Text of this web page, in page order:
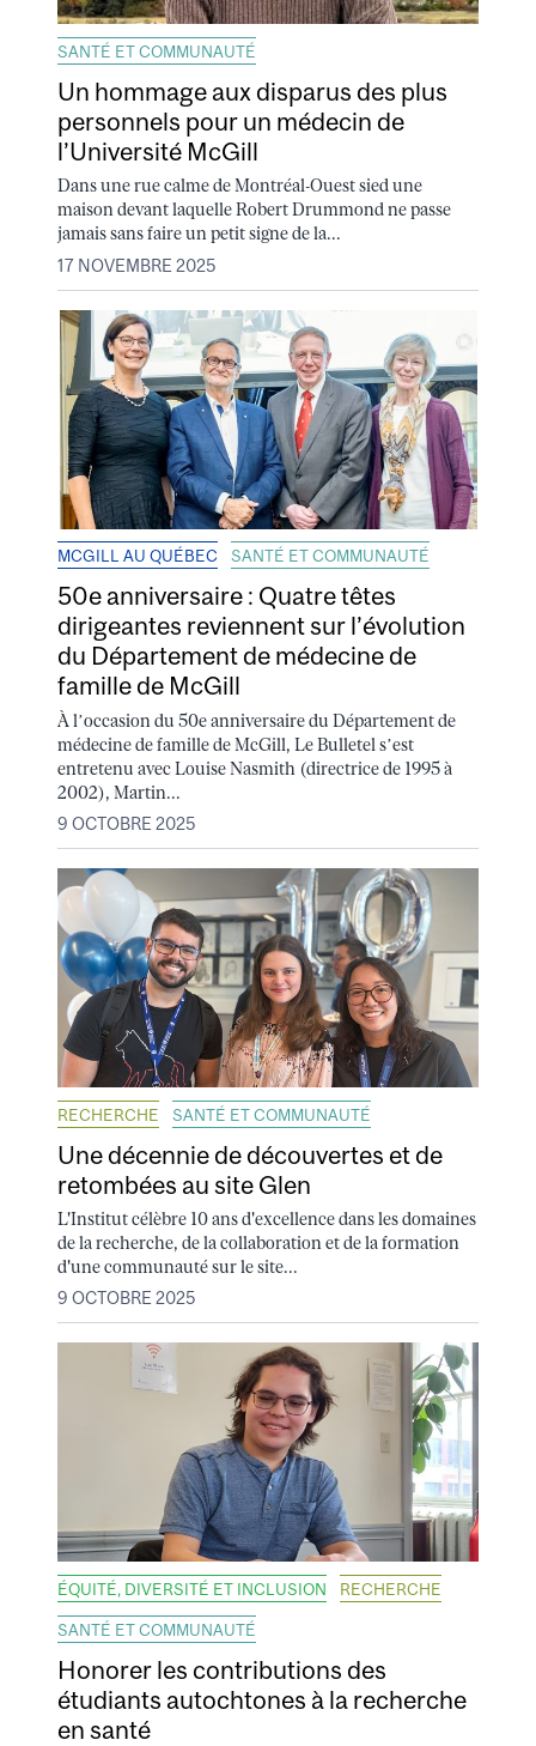
SANTÉ ET COMMUNAUTÉ
Un hommage aux disparus des plus
personnels pour un médecin de
l’Université McGill
Dans une rue calme de Montréal-Ouest sied une
maison devant laquelle Robert Drummond ne passe
jamais sans faire un petit signe de la...
17 NOVEMBRE 2025
MCGILL AU QUÉBEC SANTÉ ET COMMUNAUTÉ
50e anniversaire : Quatre têtes
dirigeantes reviennent sur l’évolution
du Département de médecine de
famille de McGill
À l’occasion du 50e anniversaire du Département de
médecine de famille de McGill, Le Bulletel s’est
entretenu avec Louise Nasmith (directrice de 1995 à
2002), Martin...
9 OCTOBRE 2025
RECHERCHE SANTÉ ET COMMUNAUTÉ
Une décennie de découvertes et de
retombées au site Glen
L'Institut célèbre 10 ans d'excellence dans les domaines
de la recherche, de la collaboration et de la formation
d'une communauté sur le site...
9 OCTOBRE 2025
ÉQUITÉ, DIVERSITÉ ET INCLUSION RECHERCHE
SANTÉ ET COMMUNAUTÉ
Honorer les contributions des
étudiants autochtones à la recherche
en santé